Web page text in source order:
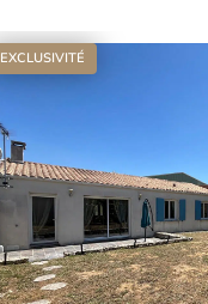
EXCLUSIVITÉ